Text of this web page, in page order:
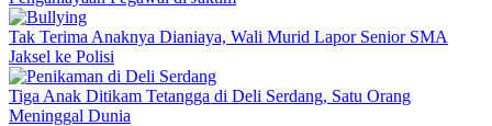
Tak Terima Anaknya Dianiaya, Wali Murid Lapor Senior SMA
Jaksel ke Polisi
Tiga Anak Ditikam Tetangga di Deli Serdang, Satu Orang
Meninggal Dunia